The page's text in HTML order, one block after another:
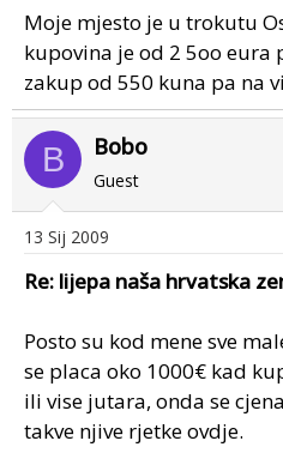
Moje mjesto je u trokutu
kupovina je od 2 5oo eura
zakup od 550 kuna pa na
B Bobo
Guest
13 Sij 2009
Re: lijepa naša hrvatska
Posto su kod mene sve
se placa oko 1000€ kad
ili vise jutara, onda se
takve njive rjetke ovdje.